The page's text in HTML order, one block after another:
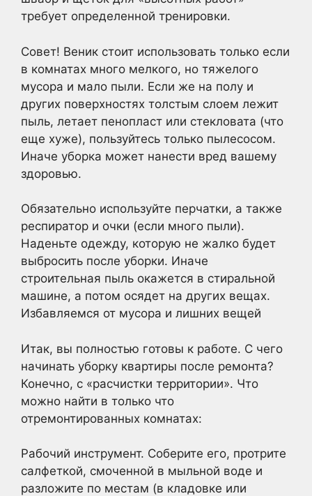
требует определенной тренировки.
Совет! Веник стоит использовать только если
в комнатах много мелкого, но тяжелого
мусора и мало пыли. Если же на полу и
других поверхностях толстым слоем лежит
пыль, летает пенопласт или стекловата (что
еще хуже), пользуйтесь только пылесосом.
Иначе уборка может нанести вред вашему
здоровью.
Обязательно используйте перчатки, а также
респиратор и очки (если много пыли).
Наденьте одежду, которую не жалко будет
выбросить после уборки. Иначе
строительная пыль окажется в стиральной
машине, а потом осядет на других вещах.
Избавляемся от мусора и лишних вещей
Итак, вы полностью готовы к работе. С чего
начинать уборку квартиры после ремонта?
Конечно, с «расчистки территории». Что
можно найти в только что
отремонтированных комнатах:
Рабочий инструмент. Соберите его, протрите
салфеткой, смоченной в мыльной воде и
разложите по местам (в кладовке или